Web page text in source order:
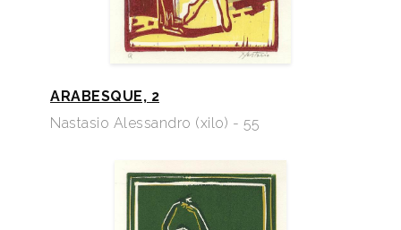
ARABESQUE, 2
Nastasio Alessandro (xilo) - 55